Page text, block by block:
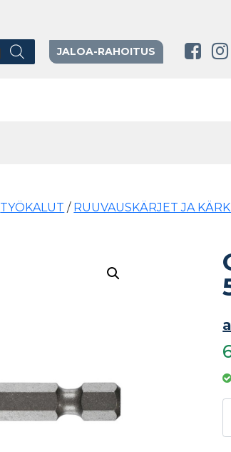
JALOA-RAHOITUS
TYÖKALUT / RUUVAUSKÄRJET JA